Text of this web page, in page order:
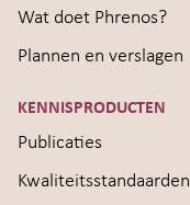
Wat doet Phrenos?
Plannen en verslagen
KENNISPRODUCTEN
Publicaties
Kwaliteitsstandaarden